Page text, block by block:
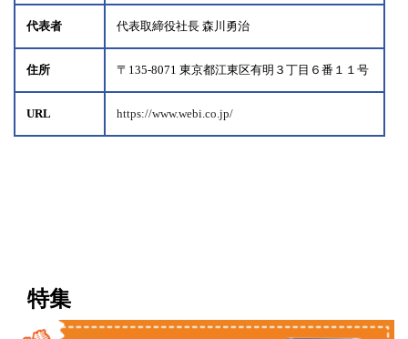
代表者 代表取締役社長 森川勇治
住所 〒135-8071 東京都江東区有明３丁目６番１１号
URL https://www.webi.co.jp/
特集